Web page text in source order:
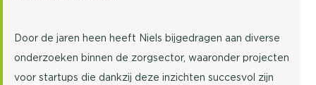
Door de jaren heen heeft Niels bijgedragen aan diverse
onderzoeken binnen de zorgsector, waaronder projecten
voor startups die dankzij deze inzichten succesvol zijn